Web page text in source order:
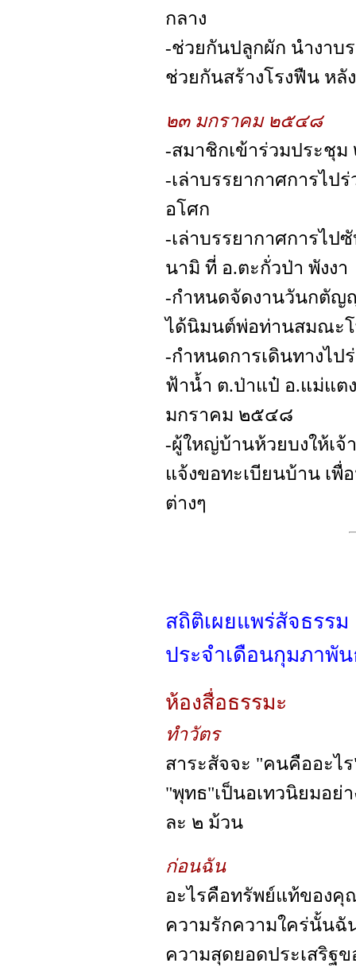
กลาง
-ช่วยกันปลูกผัก นำงาบ
ช่วยกันสร้างโรงฟืน หลั
๒๓ มกราคม ๒๕๔๘
-สมาชิกเข้าร่วมประชุ
-เล่าบรรยากาศการไป
อโศก
-เล่าบรรยากาศการไ
นามิ ที่ อ.ตะกั่วป่า พังงา
-กำหนดจัดงานวันกตั
ได้นิมนต์พ่อท่านสมณะ
-กำหนดการเดินทางไ
ฟ้าน้ำ ต.ป่าแป๋ อ.แม่แต
มกราคม ๒๕๔๘
-ผู้ใหญ่บ้านห้วยบงให้เ
แจ้งขอทะเบียนบ้าน เ
ต่างๆ
สถิติเผยแพร่สัจธรรม
ประจำเดือนกุมภาพั
ห้องสื่อธรรมะ
ทำวัตร
สาระสัจจะ "คนคืออะไ
"พุทธ"เป็นอเทวนิยมอ
ละ ๒ ม้วน
ก่อนฉัน
อะไรคือทรัพย์แท้ของ
ความรักความใคร่นั้นฉั
ความสุดยอดประเสริฐ